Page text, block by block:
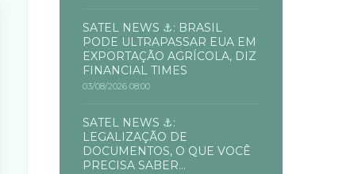
SATEL NEWS ⚓: BRASIL
PODE ULTRAPASSAR EUA EM
EXPORTAÇÃO AGRÍCOLA, DIZ
FINANCIAL TIMES
03/08/2026 08:00
SATEL NEWS ⚓:
LEGALIZAÇÃO DE
DOCUMENTOS, O QUE VOCÊ
PRECISA SABER...